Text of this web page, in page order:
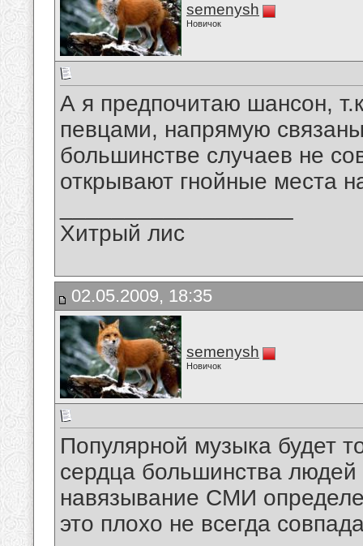
semenysh
Новичок
А я предпочитаю шансон,
певцами, напрямую
большинстве случаев не
открывают гнойные места
Хитрый лис
02.05.2009, 18:35
semenysh
Новичок
Популярной музыка будет
сердца большинства
навязывание СМИ
это плохо не всегда